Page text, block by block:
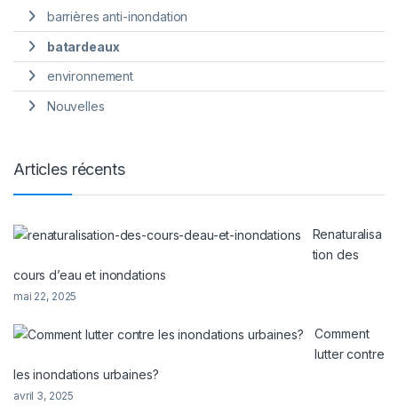
barrières anti-inondation
batardeaux
environnement
Nouvelles
Articles récents
Renaturalisa
tion des
cours d’eau et inondations
mai 22, 2025
Comment
lutter contre
les inondations urbaines?
avril 3, 2025